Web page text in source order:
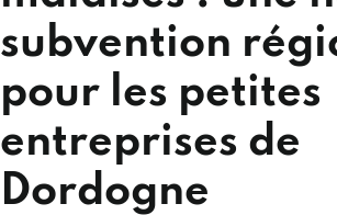
subvention
pour les petites
entreprises de
Dordogne